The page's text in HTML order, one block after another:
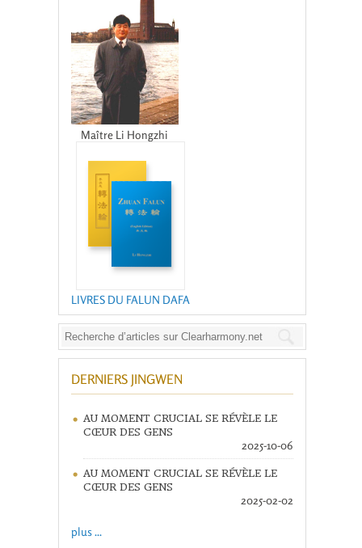
Maître Li Hongzhi
LIVRES DU FALUN DAFA
DERNIERS JINGWEN
AU MOMENT CRUCIAL SE RÉVÈLE LE
CŒUR DES GENS
2025-10-06
AU MOMENT CRUCIAL SE RÉVÈLE LE
CŒUR DES GENS
2025-02-02
plus ...